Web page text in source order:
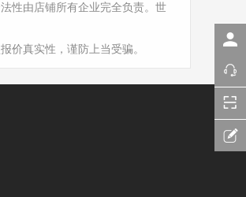
性由店铺所有企业完全负责。世
价真实性，谨防上当受骗。